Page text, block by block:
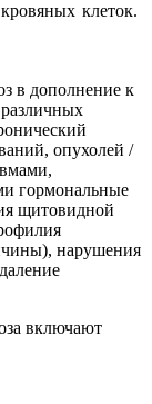
клеток.
в дополнение к
опухолей /
гормональные
щитовидной
нарушения
включают